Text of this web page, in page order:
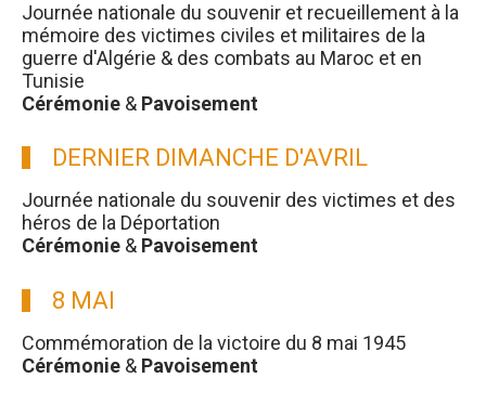
Journée nationale du souvenir et recueillement à la
mémoire des victimes civiles et militaires de la
guerre d'Algérie & des combats au Maroc et en
Tunisie
Cérémonie & Pavoisement
DERNIER DIMANCHE D'AVRIL
Journée nationale du souvenir des victimes et des
héros de la Déportation
Cérémonie & Pavoisement
8 MAI
Commémoration de la victoire du 8 mai 1945
Cérémonie & Pavoisement